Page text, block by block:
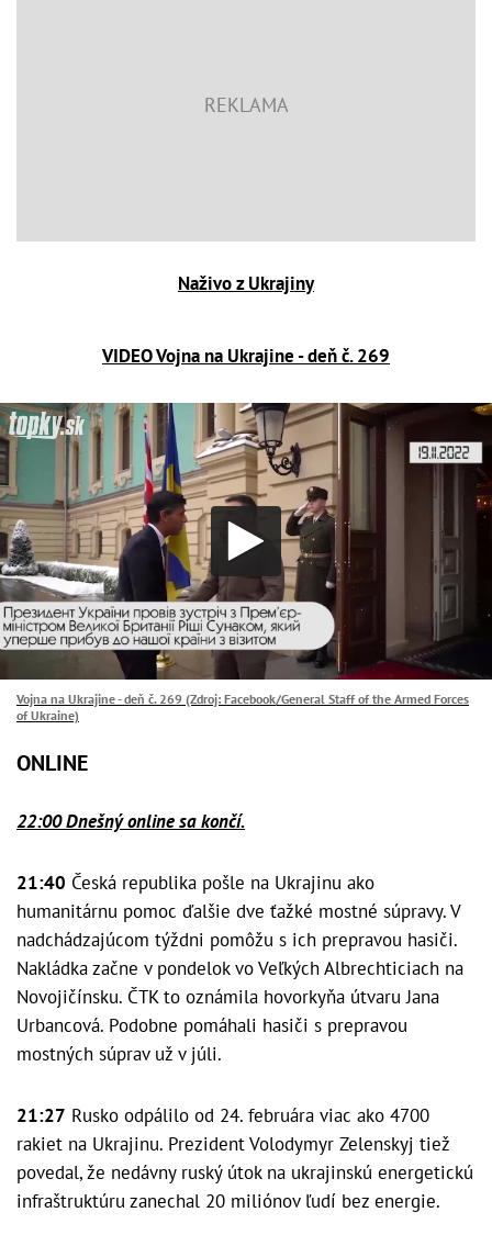
Naživo z Ukrajiny
VIDEO Vojna na Ukrajine - deň č. 269
Vojna na Ukrajine - deň č. 269 (Zdroj: Facebook/General Staff of the Armed Forces
of Ukraine)
ONLINE
22:00 Dnešný online sa končí.
21:40 Česká republika pošle na Ukrajinu ako
humanitárnu pomoc ďalšie dve ťažké mostné súpravy. V
nadchádzajúcom týždni pomôžu s ich prepravou hasiči.
Nakládka začne v pondelok vo Veľkých Albrechticiach na
Novojičínsku. ČTK to oznámila hovorkyňa útvaru Jana
Urbancová. Podobne pomáhali hasiči s prepravou
mostných súprav už v júli.
21:27 Rusko odpálilo od 24. februára viac ako 4700
rakiet na Ukrajinu. Prezident Volodymyr Zelenskyj tiež
povedal, že nedávny ruský útok na ukrajinskú energetickú
infraštruktúru zanechal 20 miliónov ľudí bez energie.